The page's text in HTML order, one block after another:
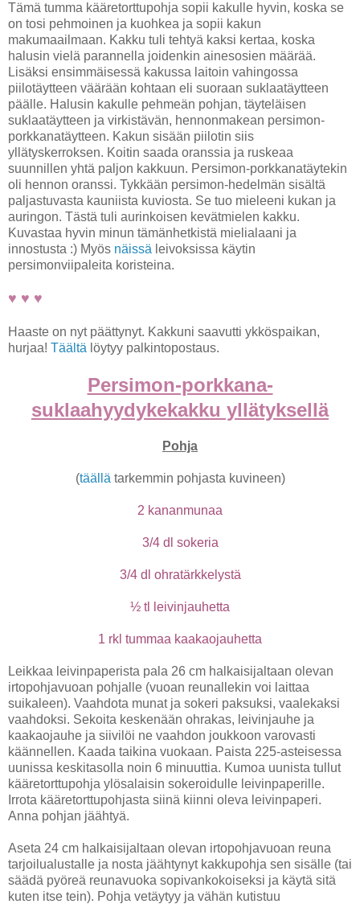
Tämä tumma kääretorttupohja sopii kakulle hyvin, koska se
on tosi pehmoinen ja kuohkea ja sopii kakun
makumaailmaan. Kakku tuli tehtyä kaksi kertaa, koska
halusin vielä parannella joidenkin ainesosien määrää.
Lisäksi ensimmäisessä kakussa laitoin vahingossa
piilotäytteen väärään kohtaan eli suoraan suklaatäytteen
päälle. Halusin kakulle pehmeän pohjan, täyteläisen
suklaatäytteen ja virkistävän, hennonmakean persimon-
porkkanatäytteen. Kakun sisään piilotin siis
yllätyskerroksen. Koitin saada oranssia ja ruskeaa
suunnillen yhtä paljon kakkuun. Persimon-porkkanatäytekin
oli hennon oranssi. Tykkään persimon-hedelmän sisältä
paljastuvasta kauniista kuviosta. Se tuo mieleeni kukan ja
auringon. Tästä tuli aurinkoisen kevätmielen kakku.
Kuvastaa hyvin minun tämänhetkistä mielialaani ja
innostusta :) Myös näissä leivoksissa käytin
persimonviipaleita koristeina.
♥ ♥ ♥
Haaste on nyt päättynyt. Kakkuni saavutti ykköspaikan,
hurjaa! Täältä löytyy palkintopostaus.
Persimon-porkkana-
suklaahyydykekakku yllätyksellä
Pohja
(täällä tarkemmin pohjasta kuvineen)
2 kananmunaa
3/4 dl sokeria
3/4 dl ohratärkkelystä
½ tl leivinjauhetta
1 rkl tummaa kaakaojauhetta
Leikkaa leivinpaperista pala 26 cm halkaisijaltaan olevan
irtopohjavuoan pohjalle (vuoan reunallekin voi laittaa
suikaleen). Vaahdota munat ja sokeri paksuksi, vaalekaksi
vaahdoksi. Sekoita keskenään ohrakas, leivinjauhe ja
kaakaojauhe ja siivilöi ne vaahdon joukkoon varovasti
käännellen. Kaada taikina vuokaan. Paista 225-asteisessa
uunissa keskitasolla noin 6 minuuttia. Kumoa uunista tullut
kääretorttupohja ylösalaisin sokeroidulle leivinpaperille.
Irrota kääretorttupohjasta siinä kiinni oleva leivinpaperi.
Anna pohjan jäähtyä.
Aseta 24 cm halkaisijaltaan olevan irtopohjavuoan reuna
tarjoilualustalle ja nosta jäähtynyt kakkupohja sen sisälle (tai
säädä pyöreä reunavuoka sopivankokoiseksi ja käytä sitä
kuten itse tein). Pohja vetäytyy ja vähän kutistuu